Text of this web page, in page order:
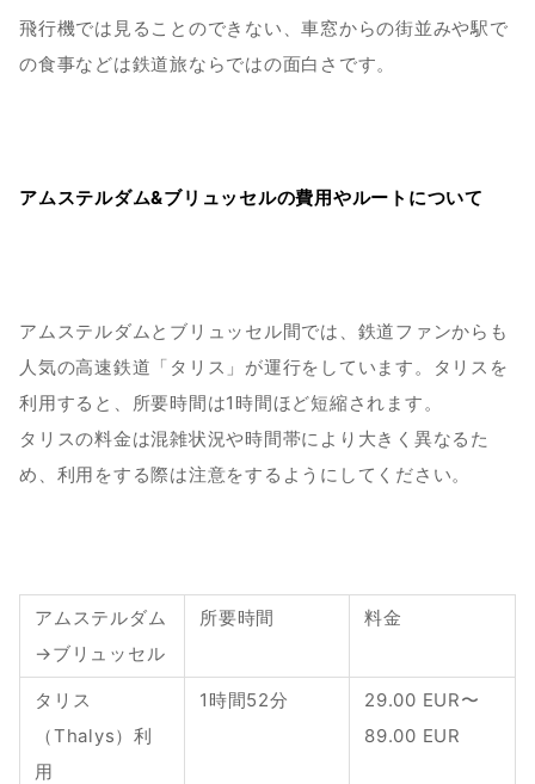
飛行機では見ることのできない、車窓からの街並みや駅で
の食事などは鉄道旅ならではの面白さです。
アムステルダム&ブリュッセルの費用やルートについて
アムステルダムとブリュッセル間では、鉄道ファンからも
人気の高速鉄道「タリス」が運行をしています。タリスを
利用すると、所要時間は1時間ほど短縮されます。
タリスの料金は混雑状況や時間帯により大きく異なるた
め、利用をする際は注意をするようにしてください。
アムステルダム
→ブリュッセル
所要時間 料金
タリス
（Thalys）利
用
1時間52分
29.00 EUR〜
89.00 EUR